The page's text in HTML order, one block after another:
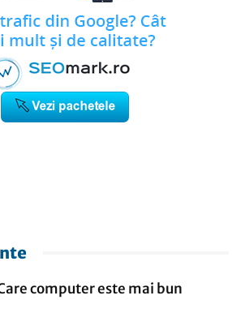
computer este mai bun